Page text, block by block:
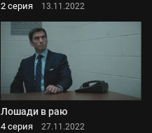
2 серия 13.11.2022
Лошади в раю
4 серия 27.11.2022